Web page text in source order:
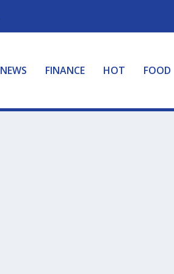
NEWS FINANCE HOT FOOD